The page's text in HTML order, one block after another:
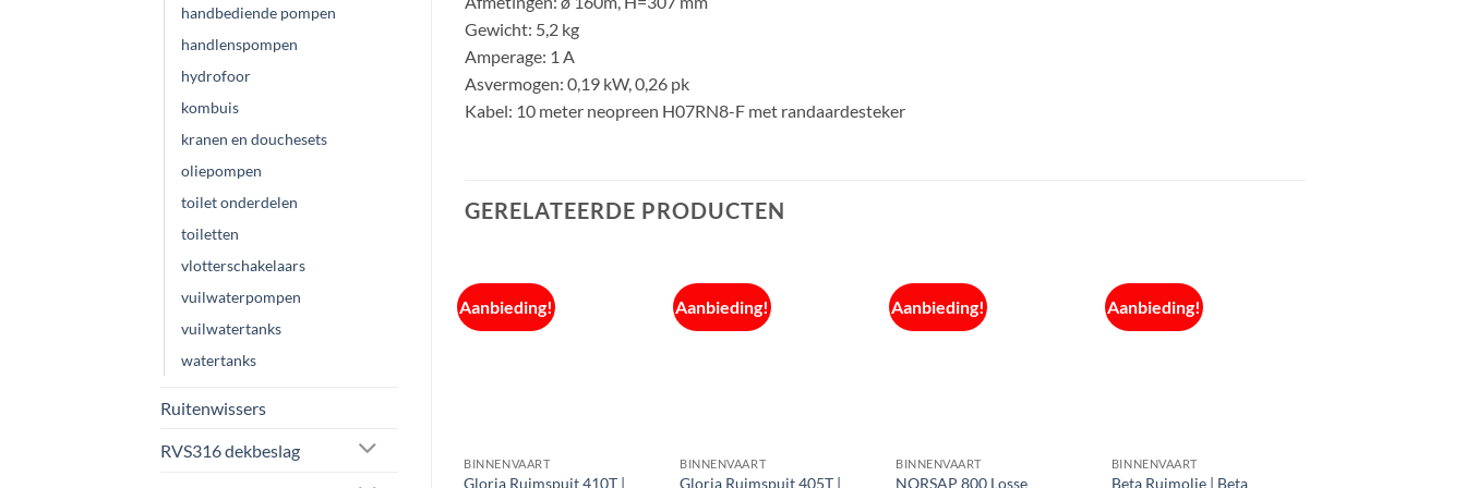
handbediende pompen
handlenspompen
hydrofoor
kombuis
kranen en douchesets
oliepompen
toilet onderdelen
toiletten
vlotterschakelaars
vuilwaterpompen
vuilwatertanks
watertanks
Ruitenwissers
RVS316 dekbeslag
Gewicht: 5,2 kg
Amperage: 1 A
Asvermogen: 0,19 kW, 0,26 pk
Kabel: 10 meter neopreen H07RN8-F met randaardesteker
GERELATEERDE PRODUCTEN
Aanbieding!
BINNENVAART
Gloria Ruimspuit 410T |
Aanbieding!
BINNENVAART
Gloria Ruimspuit 405T |
Aanbieding!
BINNENVAART
NORSAP 800 Losse
Aanbieding!
BINNENVAART
Beta Ruimolie | Beta
Aanbieding!
BINNENVAART
Fitt Goldtek Pro Waterslang